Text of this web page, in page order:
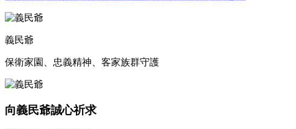
義民爺
保衛家園、忠義精神、客家族群守護
向義民爺誠心祈求